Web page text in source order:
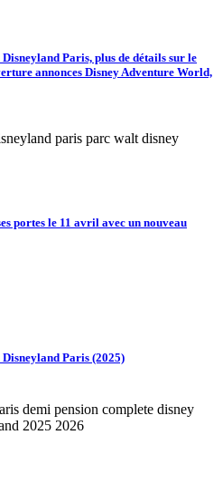
Paris, plus de détails sur le
annonces Disney Adventure World,
portes le 11 avril avec un nouveau
Paris (2025)